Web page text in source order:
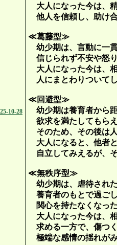
10-28
大人になった今は、
他人を信頼し、助け
≪葛藤型≫
幼少期は、言動に一
信じられず不安や怒
大人になった今は、
人にまとわりついて
≪回避型≫
幼少期は養育者から
欲求を満たしてもら
そのため、その後は
大人になると、他者
自立してみえるが、
≪無秩序型≫
幼少期は、虐待され
養育者のもとで過ご
関心を持たなくなっ
大人になった今は、
求める一方で、傷つ
極端な感情の揺れが